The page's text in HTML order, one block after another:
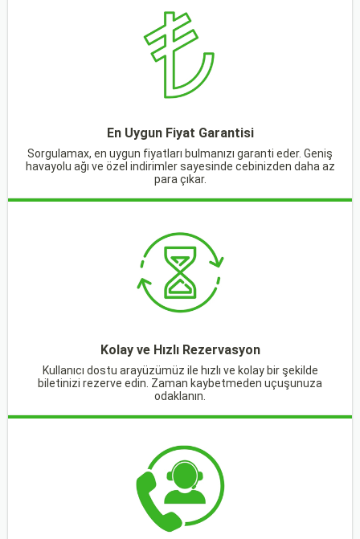
En Uygun Fiyat Garantisi
Sorgulamax, en uygun fiyatları bulmanızı garanti eder. Geniş
havayolu ağı ve özel indirimler sayesinde cebinizden daha az
para çıkar.
Kolay ve Hızlı Rezervasyon
Kullanıcı dostu arayüzümüz ile hızlı ve kolay bir şekilde
biletinizi rezerve edin. Zaman kaybetmeden uçuşunuza
odaklanın.